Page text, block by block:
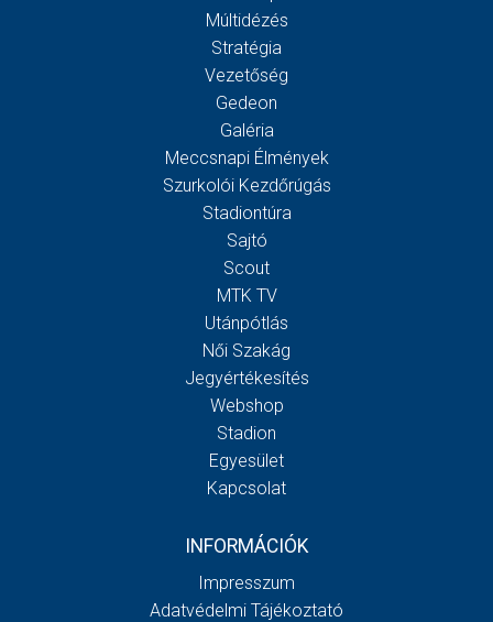
Múltidézés
Stratégia
Vezetőség
Gedeon
Galéria
Meccsnapi Élmények
Szurkolói Kezdőrúgás
Stadiontúra
Sajtó
Scout
MTK TV
Utánpótlás
Női Szakág
Jegyértékesítés
Webshop
Stadion
Egyesület
Kapcsolat
INFORMÁCIÓK
Impresszum
Adatvédelmi Tájékoztató